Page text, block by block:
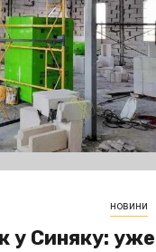
новини
у Синяку: уже